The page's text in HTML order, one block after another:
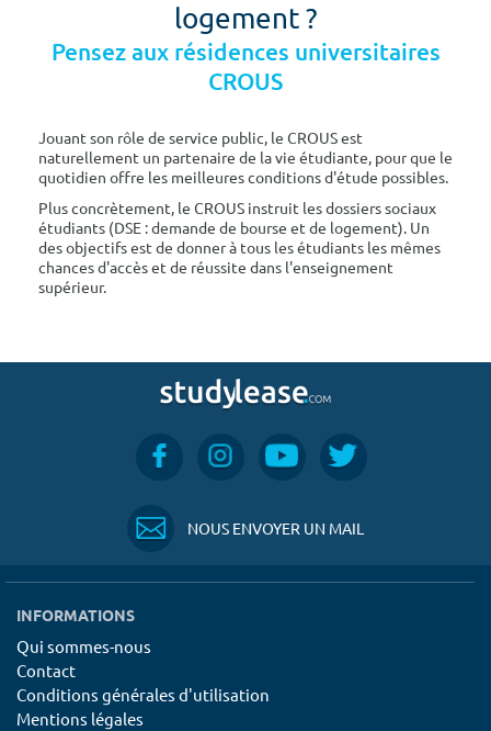
logement ?
Pensez aux résidences universitaires
CROUS
Jouant son rôle de service public, le CROUS est
naturellement un partenaire de la vie étudiante, pour que le
quotidien offre les meilleures conditions d'étude possibles.
Plus concrètement, le CROUS instruit les dossiers sociaux
étudiants (DSE : demande de bourse et de logement). Un
des objectifs est de donner à tous les étudiants les mêmes
chances d'accès et de réussite dans l'enseignement
supérieur.
NOUS ENVOYER UN MAIL
INFORMATIONS
Qui sommes-nous
Contact
Conditions générales d'utilisation
Mentions légales